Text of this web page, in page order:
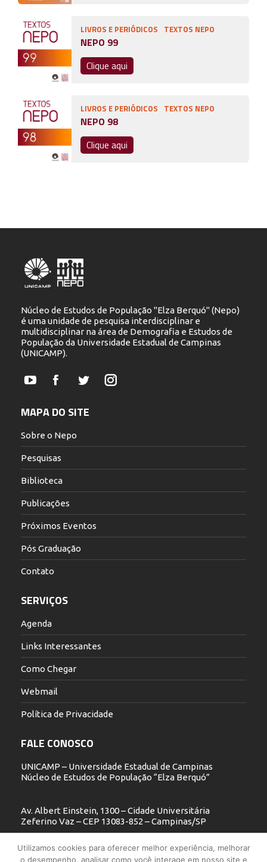
LIVROS E PERIÓDICOS TEXTOS NEPO
NEPO 99
Clique aqui
LIVROS E PERIÓDICOS TEXTOS NEPO
NEPO 98
Clique aqui
Núcleo de Estudos de População "Elza Berquó" (Nepo)
é uma unidade de pesquisa interdisciplinar e
multidisciplinar na área de Demografia e Estudos de
População da Universidade Estadual de Campinas
(UNICAMP).
YouTubeFacebookTwitterInstagram
MAPA DO SITE
Sobre o Nepo
Pesquisas
Biblioteca
Publicações
Próximos Eventos
Pós Graduação
Contato
SERVIÇOS
Agenda
Links Interessantes
Como Chegar
Webmail
Política de Privacidade
FALE CONOSCO
UNICAMP – Universidade Estadual de Campinas
Núcleo de Estudos de População “Elza Berquó”
Av. Albert Einstein, 1300 – Cidade Universitária
Zeferino Vaz – CEP 13083-852 – Campinas/SP
19 3521.5900
Utilizamos cookies para oferecer melhor experiência, melhorar
o desempenho, analisar como você interage em nosso site e